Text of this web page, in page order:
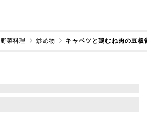
野菜料理 炒め物 キャベツと鶏むね肉の豆板